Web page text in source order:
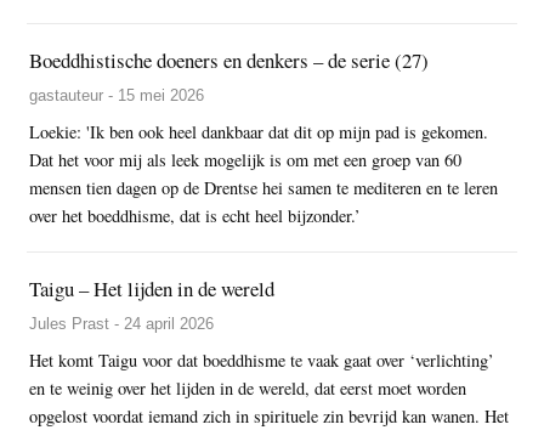
Boeddhistische doeners en denkers – de serie (27)
gastauteur - 15 mei 2026
Loekie: 'Ik ben ook heel dankbaar dat dit op mijn pad is gekomen.
Dat het voor mij als leek mogelijk is om met een groep van 60
mensen tien dagen op de Drentse hei samen te mediteren en te leren
over het boeddhisme, dat is echt heel bijzonder.’
Taigu – Het lijden in de wereld
Jules Prast - 24 april 2026
Het komt Taigu voor dat boeddhisme te vaak gaat over ‘verlichting’
en te weinig over het lijden in de wereld, dat eerst moet worden
opgelost voordat iemand zich in spirituele zin bevrijd kan wanen. Het